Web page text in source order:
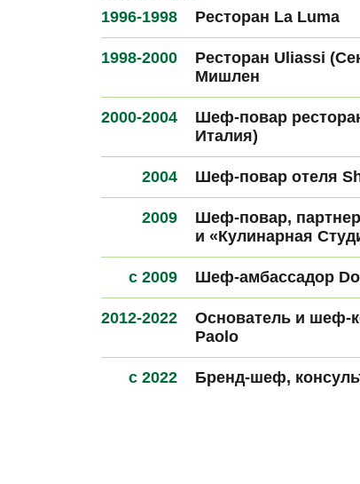
1996-1998 Ресторан La Luma
1998-2000
Ресторан Uliassi
Мишлен
2000-2004
Шеф-повар
Италия)
2004 Шеф-повар отеля
2009
Шеф-повар,
и «Кулинарная
с 2009 Шеф-амбассадор
2012-2022
Основатель и шеф-
Paolo
с 2022 Бренд-шеф,